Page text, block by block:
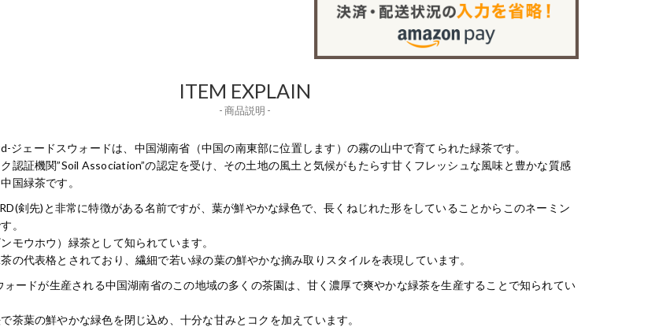
ITEM EXPLAIN
- 商品説明 -
ジェードスウォードは、中国湖南省（中国の南東部に位置します）の霧の山中で育てられた緑茶です。
認証機関”Soil Association”の認定を受け、その土地の風土と気候がもたらす甘くフレッシュな風味と豊かな質感
国緑茶です。
剣先)と非常に特徴がある名前ですが、葉が鮮やかな緑色で、長くねじれた形をしていることからこのネーミン
。
モウホウ）緑茶として知られています。
の代表格とされており、繊細で若い緑の葉の鮮やかな摘み取りスタイルを表現しています。
ォードが生産される中国湖南省のこの地域の多くの茶園は、甘く濃厚で爽やかな緑茶を生産することで知られてい
茶葉の鮮やかな緑色を閉じ込め、十分な甘みとコクを加えています。